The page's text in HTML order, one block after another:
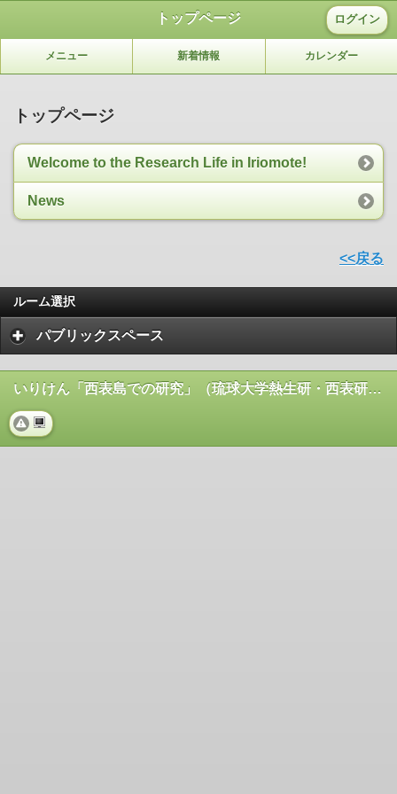
トップページ ログイン
メニュー 新着情報 カレンダー
トップページ
Welcome to the Research Life in Iriomote!
News
<<戻る
ルーム選択
パブリックスペース
いりけん「西表島での研究」（琉球大学熱生研・西表研究施設）